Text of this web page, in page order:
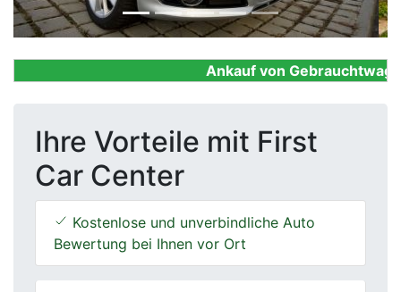
Ankauf von
Ihre Vorteile mit First
Car Center
Kostenlose und unverbindliche Auto
Bewertung bei Ihnen vor Ort